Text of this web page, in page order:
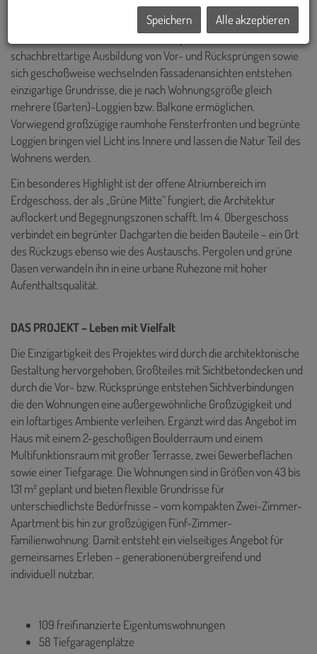
Von PLSA Architekten geplant, entsteht am Baufeld 14B ein echtes
„Kubaturwunder“ für vielfältige Arbeits- und Lebensräume, im
schachbrettartige Ausbildung von Vor- und Rücksprüngen sowie
sich geschoßweise wechselnden Fassadenansichten entstehen
einzigartige Grundrisse, die je nach Wohnungsgröße gleich
mehrere (Garten)-Loggien bzw. Balkone ermöglichen.
Vorwiegend großzügige raumhohe Fensterfronten und begrünte
Loggien bringen viel Licht ins Innere und lassen die Natur Teil des
Wohnens werden.
Ein besonderes Highlight ist der offene Atriumbereich im
Erdgeschoss, der als „Grüne Mitte“ fungiert, die Architektur
auflockert und Begegnungszonen schafft. Im 4. Obergeschoss
verbindet ein begrünter Dachgarten die beiden Bauteile – ein Ort
des Rückzugs ebenso wie des Austauschs. Pergolen und grüne
Oasen verwandeln ihn in eine urbane Ruhezone mit hoher
Aufenthaltsqualität.
DAS PROJEKT – Leben mit Vielfalt
Die Einzigartigkeit des Projektes wird durch die architektonische
Gestaltung hervorgehoben, Großteiles mit Sichtbetondecken und
durch die Vor- bzw. Rücksprünge entstehen Sichtverbindungen
die den Wohnungen eine außergewöhnliche Großzügigkeit und
ein loftartiges Ambiente verleihen. Ergänzt wird das Angebot im
Haus mit einem 2-geschoßigen Boulderraum und einem
Multifunktionsraum mit großer Terrasse, zwei Gewerbeflächen
sowie einer Tiefgarage. Die Wohnungen sind in Größen von 43 bis
131 m² geplant und bieten flexible Grundrisse für
unterschiedlichste Bedürfnisse – vom kompakten Zwei-Zimmer-
Apartment bis hin zur großzügigen Fünf-Zimmer-
Familienwohnung. Damit entsteht ein vielseitiges Angebot für
gemeinsames Erleben – generationenübergreifend und
individuell nutzbar.
109 freifinanzierte Eigentumswohnungen
58 Tiefgaragenplätze
Speichern Alle akzeptieren